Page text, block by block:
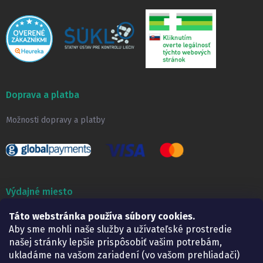
Táto webstránka používa súbory cookies.
Aby sme mohli naše služby a užívateľské prostredie
našej stránky lepšie prispôsobiť vašim potrebám,
ukladáme na vašom zariadení (vo vašom prehliadači)
Doprava a platba
Možnosti dopravy a platby
Výdajné miesto
Lekáreň ADONAI
Košice – Smetanova 2
Pondelok:
07.30 – 15.30 h.
Utorok:
07.30 – 16.00 h.